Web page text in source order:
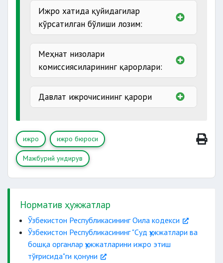
алиментлар
меҳнат низолари
маъмурий ҳуқуқбузарликлар
прокурорларнинг қарорлари;
қарорлари;
ундирувчи ва қарздорнинг номи
қарор қисми;
кучга кирган сана;
ижрога топшириш муддати.
қарз ҳосил
неустойка,
давлат божининг
Ижро хатида қуйидагилар
кўрсатилган бўлиши лозим:
нотариус исм-
шарифининг бош ҳарфлари
номи ва манзили;
қарздорнинг
суммалар ёки талаб қилиб олиниши
керак бўлган нарсалар
давлат божи ёки тариф
суммалари;
ижро хати
реестрда қайд
Меҳнат низолари
комиссиясиларининг қарорлари:
Давлат ижрочисининг қарори
ижро ижро бюроси
Мажбурий ундирув
Норматив ҳужжатлар
Ўзбекистон Республикасининг Оила кодекси
Ўзбекистон Республикасининг "Суд ҳужжатлари ва
бошқа органлар ҳужжатларини ижро этиш
тўғрисида"ги қонуни